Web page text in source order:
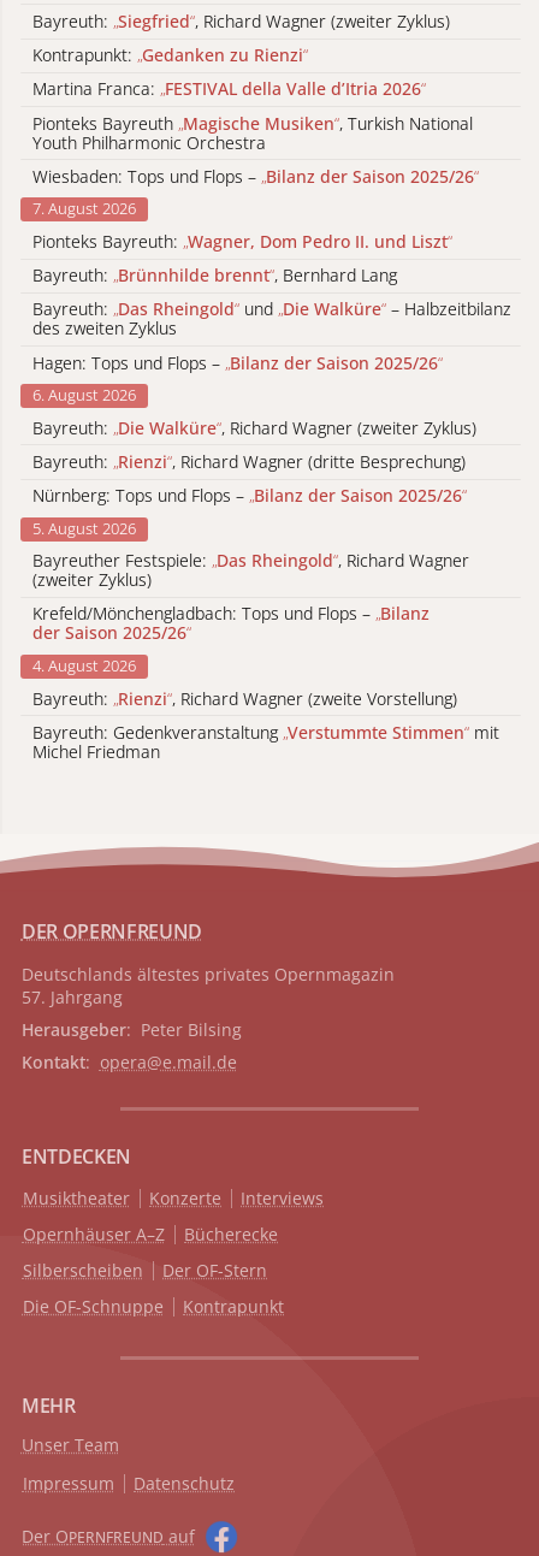
Bayreuth: „Siegfried“, Richard Wagner (zweiter Zyklus)
Kontrapunkt: „Gedanken zu Rienzi“
Martina Franca: „FESTIVAL della Valle d’Itria 2026“
Pionteks Bayreuth „Magische Musiken“, Turkish National
Youth Philharmonic Orchestra
Wiesbaden: Tops und Flops – „Bilanz der Saison 2025/26“
7. August 2026
Pionteks Bayreuth: „Wagner, Dom Pedro II. und Liszt“
Bayreuth: „Brünnhilde brennt“, Bernhard Lang
Bayreuth: „Das Rheingold“ und „Die Walküre“ – Halbzeitbilanz
des zweiten Zyklus
Hagen: Tops und Flops – „Bilanz der Saison 2025/26“
6. August 2026
Bayreuth: „Die Walküre“, Richard Wagner (zweiter Zyklus)
Bayreuth: „Rienzi“, Richard Wagner (dritte Besprechung)
Nürnberg: Tops und Flops – „Bilanz der Saison 2025/26“
5. August 2026
Bayreuther Festspiele: „Das Rheingold“, Richard Wagner
(zweiter Zyklus)
Krefeld/Mönchengladbach: Tops und Flops – „Bilanz
der Saison 2025/26“
4. August 2026
Bayreuth: „Rienzi“, Richard Wagner (zweite Vorstellung)
Bayreuth: Gedenkveranstaltung „Verstummte Stimmen“ mit
Michel Friedman
DER OPERNFREUND
Deutschlands ältestes privates Opernmagazin
57. Jahrgang
Herausgeber: Peter Bilsing
Kontakt: opera@e.mail.de
ENTDECKEN
Musiktheater Konzerte
Interviews
Opernhäuser A–Z
Bücherecke
Silberscheiben
Der OF-Stern
Die OF-Schnuppe
Kontrapunkt
MEHR
Unser Team
Impressum
Datenschutz
Der OPERNFREUND auf